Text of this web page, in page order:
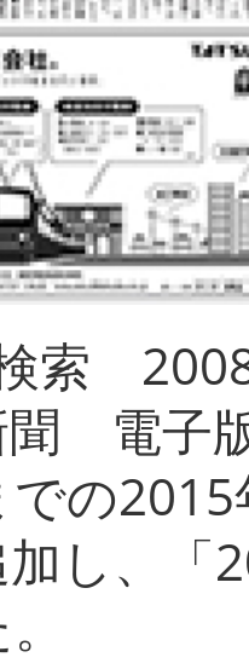
索
電子
の
加し、「
し